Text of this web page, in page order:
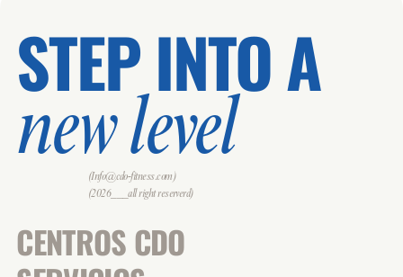
STEP INTO A
new level
(Info@cdo-fitness.com)
(2026___all right reserverd)
CENTROS CDO